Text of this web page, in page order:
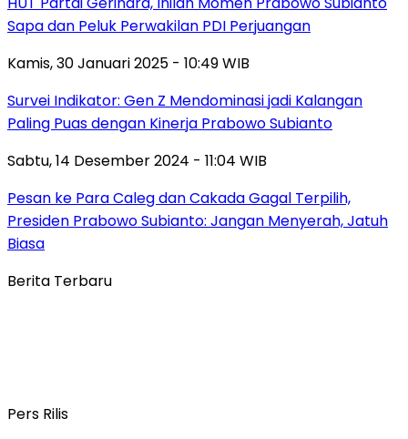
Sapa dan Peluk Perwakilan PDI Perjuangan
Kamis, 30 Januari 2025 - 10:49 WIB
Survei Indikator: Gen Z Mendominasi jadi Kalangan
Paling Puas dengan Kinerja Prabowo Subianto
Sabtu, 14 Desember 2024 - 11:04 WIB
Pesan ke Para Caleg dan Cakada Gagal Terpilih,
Presiden Prabowo Subianto: Jangan Menyerah, Jatuh
Biasa
Berita Terbaru
Pers Rilis